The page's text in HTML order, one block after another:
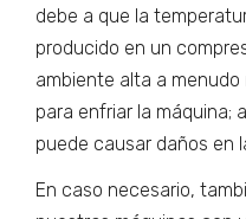
debe a que la
producido en un
ambiente alta a
para enfriar la máquina;
puede causar daños en
En caso necesario,